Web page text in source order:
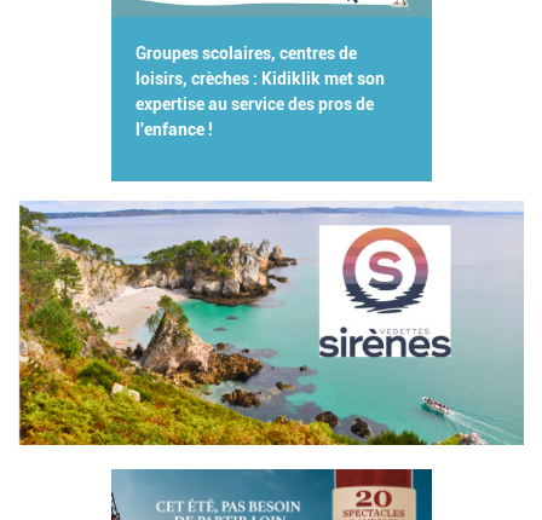
Groupes scolaires, centres de
loisirs, crèches : Kidiklik met son
expertise au service des pros de
l'enfance !